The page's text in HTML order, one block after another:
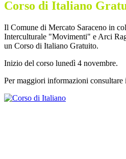
Corso di Italiano
Il Comune di Mercato Saraceno in
Interculturale "Movimenti" e Arci
un Corso di Italiano Gratuito.
Inizio del corso lunedì 4 novembre.
Per maggiori informazioni